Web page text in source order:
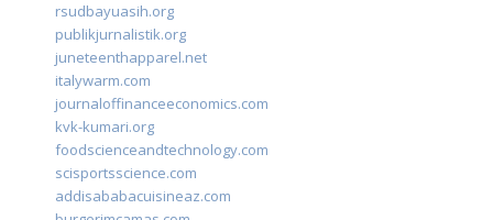
rsudbayuasih.org
publikjurnalistik.org
juneteenthapparel.net
italywarm.com
journaloffinanceeconomics.com
kvk-kumari.org
foodscienceandtechnology.com
scisportsscience.com
addisababacuisineaz.com